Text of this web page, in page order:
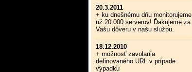
20.3.2011
+ ku dnešnému dňu monitorujeme
už 20 000 serverov! Ďakujeme za
Vašu dôveru v našu službu.
18.12.2010
+ možnosť zavolania
definovaného URL v prípade
výpadku